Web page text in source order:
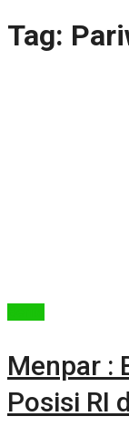
Tag:
Menpar :
Posisi RI